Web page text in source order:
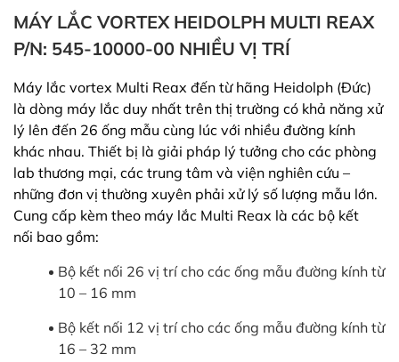
Home
Heidolph
MÁY LẮC VORTEX HEIDOLPH MULTI REAX P/N:
545-10000-00
MÁY LẮC VORTEX HEIDOLPH MULTI REAX
P/N: 545-10000-00 NHIỀU VỊ TRÍ
Máy lắc vortex Multi Reax đến từ hãng Heidolph (Đức)
là dòng máy lắc duy nhất trên thị trường có khả năng xử
lý lên đến 26 ống mẫu cùng lúc với nhiều đường kính
khác nhau. Thiết bị là giải pháp lý tưởng cho các phòng
lab thương mại, các trung tâm và viện nghiên cứu –
những đơn vị thường xuyên phải xử lý số lượng mẫu lớn.
Cung cấp kèm theo máy lắc Multi Reax là các bộ kết
nối bao gồm:
Bộ kết nối 26 vị trí cho các ống mẫu đường kính từ
10 – 16 mm
Bộ kết nối 12 vị trí cho các ống mẫu đường kính từ
16 – 32 mm